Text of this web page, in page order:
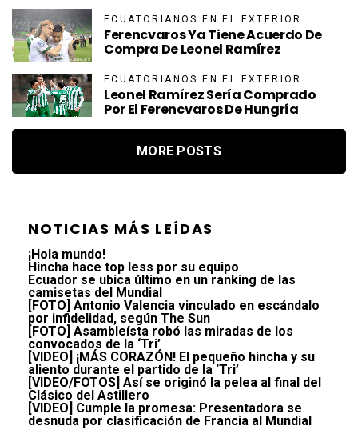
ECUATORIANOS EN EL EXTERIOR
Ferencvaros Ya Tiene Acuerdo De
Compra De Leonel Ramírez
ECUATORIANOS EN EL EXTERIOR
Leonel Ramírez Sería Comprado
Por El Ferencvaros De Hungría
MORE POSTS
NOTICIAS MÁS LEÍDAS
¡Hola mundo!
Hincha hace top less por su equipo
Ecuador se ubica último en un ranking de las
camisetas del Mundial
[FOTO] Antonio Valencia vinculado en escándalo
por infidelidad, según The Sun
[FOTO] Asambleísta robó las miradas de los
convocados de la ‘Tri’
[VIDEO] ¡MÁS CORAZÓN! El pequeño hincha y su
aliento durante el partido de la ‘Tri’
[VIDEO/FOTOS] Así se originó la pelea al final del
Clásico del Astillero
[VIDEO] Cumple la promesa: Presentadora se
desnuda por clasificación de Francia al Mundial